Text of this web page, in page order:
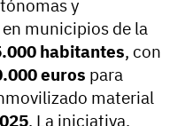
y
municipios de la
habitantes, con
euros para
material
. La iniciativa,